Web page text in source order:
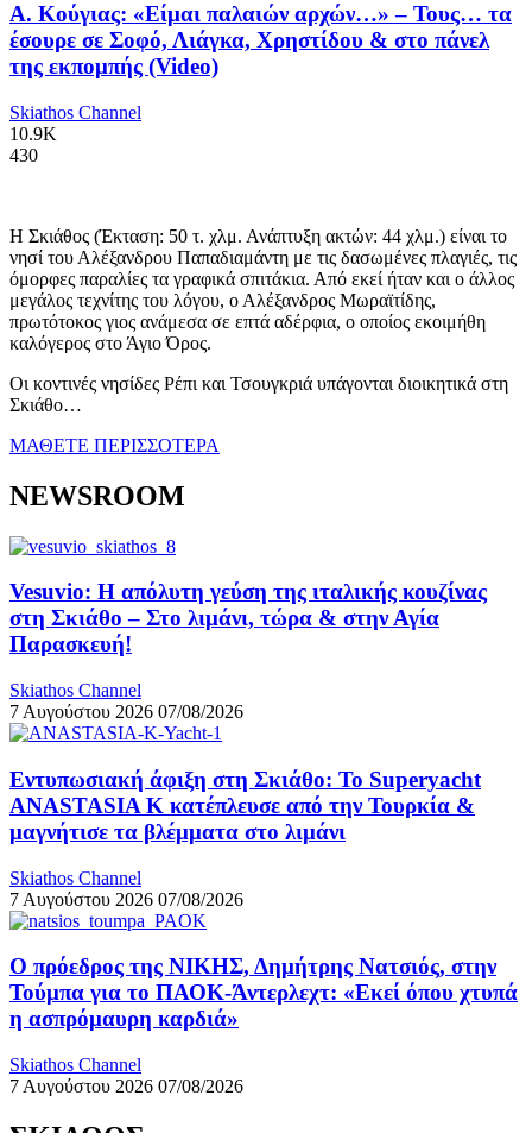
Α. Κούγιας: «Είμαι παλαιών αρχών…» – Τους… τα
έσουρε σε Σοφό, Λιάγκα, Χρηστίδου & στο πάνελ
της εκπομπής (Video)
Skiathos Channel
10.9K
430
Η Σκιάθος (Έκταση: 50 τ. χλμ. Ανάπτυξη ακτών: 44 χλμ.) είναι το
νησί του Αλέξανδρου Παπαδιαμάντη με τις δασωμένες πλαγιές, τις
όμορφες παραλίες τα γραφικά σπιτάκια. Από εκεί ήταν και ο άλλος
μεγάλος τεχνίτης του λόγου, ο Αλέξανδρος Μωραϊτίδης,
πρωτότοκος γιος ανάμεσα σε επτά αδέρφια, ο οποίος εκοιμήθη
καλόγερος στο Άγιο Όρος.
Οι κοντινές νησίδες Ρέπι και Τσουγκριά υπάγονται διοικητικά στη
Σκιάθο…
ΜΑΘΕΤΕ ΠΕΡΙΣΣΟΤΕΡΑ
NEWSROOM
Vesuvio: Η απόλυτη γεύση της ιταλικής κουζίνας
στη Σκιάθο – Στο λιμάνι, τώρα & στην Αγία
Παρασκευή!
Skiathos Channel
7 Αυγούστου 2026 07/08/2026
Εντυπωσιακή άφιξη στη Σκιάθο: Το Superyacht
ANASTASIA K κατέπλευσε από την Τουρκία &
μαγνήτισε τα βλέμματα στο λιμάνι
Skiathos Channel
7 Αυγούστου 2026 07/08/2026
Ο πρόεδρος της ΝΙΚΗΣ, Δημήτρης Νατσιός, στην
Τούμπα για το ΠΑΟΚ-Άντερλεχτ: «Εκεί όπου χτυπά
η ασπρόμαυρη καρδιά»
Skiathos Channel
7 Αυγούστου 2026 07/08/2026